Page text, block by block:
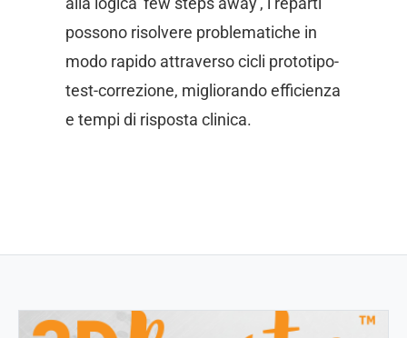
possono risolvere problematiche in
modo rapido attraverso cicli prototipo-
test-correzione, migliorando efficienza
e tempi di risposta clinica.